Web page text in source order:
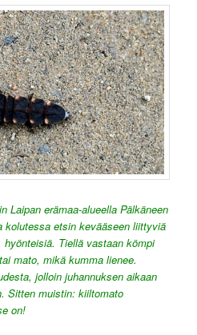
Laipan erämaa-alueella Pälkäneen
kolutessa etsin kevääseen liittyviä
Tiellä vastaan kömpi
mato, mikä kumma lienee.
jolloin juhannuksen aikaan
Sitten muistin: kiiltomato
on!